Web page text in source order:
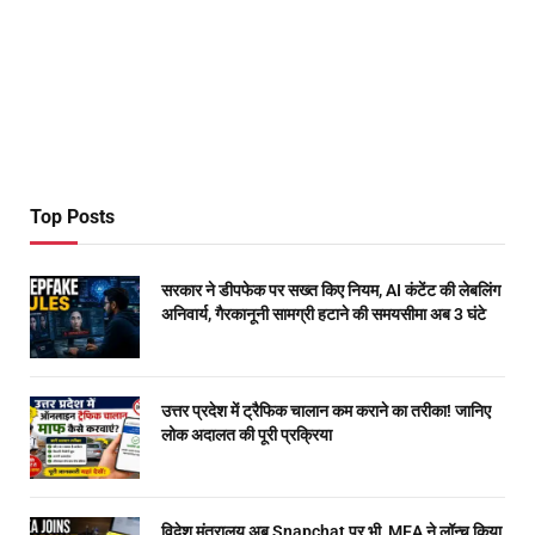
Top Posts
सरकार ने डीपफेक पर सख्त किए नियम, AI कंटेंट की लेबलिंग
अनिवार्य, गैरकानूनी सामग्री हटाने की समयसीमा अब 3 घंटे
उत्तर प्रदेश में ट्रैफिक चालान कम कराने का तरीका! जानिए
लोक अदालत की पूरी प्रक्रिया